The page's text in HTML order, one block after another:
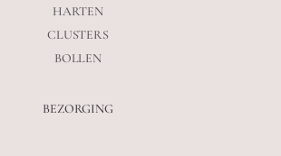
HARTEN
CLUSTERS
BOLLEN
BEZORGING